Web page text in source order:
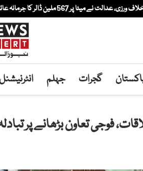
پر 567 ملین ڈالر کا جرمانہ عائد کر...
گجرات جہلم
فوجی تعاون بڑھانے پر